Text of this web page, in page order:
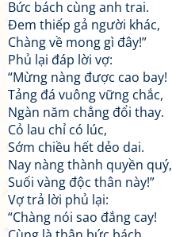
Bức bách cùng anh trai.
Đem thiếp gả người khác,
Chàng về mong gì đây!”
Phủ lại đáp lời vợ:
“Mừng nàng được cao bay!
Tảng đá vuông vững chắc,
Ngàn năm chẳng đổi thay.
Cỏ lau chỉ có lúc,
Sớm chiều hết dẻo dai.
Nay nàng thành quyền quý,
Suối vàng độc thân này!”
Vợ trả lời phủ lại:
“Chàng nói sao đắng cay!